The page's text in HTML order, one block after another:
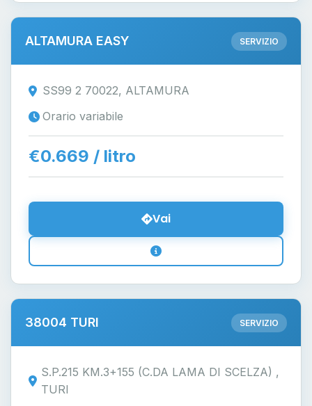
ALTAMURA EASY SERVIZIO
SS99 2 70022, ALTAMURA
Orario variabile
€0.669 / litro
Vai
38004 TURI SERVIZIO
S.P.215 KM.3+155 (C.DA LAMA DI SCELZA) ,
TURI